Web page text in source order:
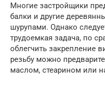
Многие застройщики
балки и другие
шурупами. Однако
трудоемкая задача, по
облегчить закрепление
резьбу можно
маслом, стеарином или